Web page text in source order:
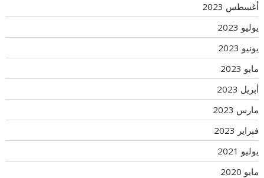
أغسطس 2023
يوليو 2023
يونيو 2023
مايو 2023
أبريل 2023
مارس 2023
فبراير 2023
يوليو 2021
مايو 2020